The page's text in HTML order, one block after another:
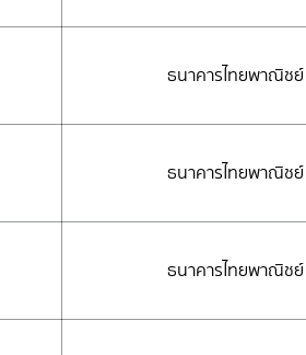
ธนาคารไทยพาณิช
ธนาคารไทยพาณิช
ธนาคารไทยพาณิช